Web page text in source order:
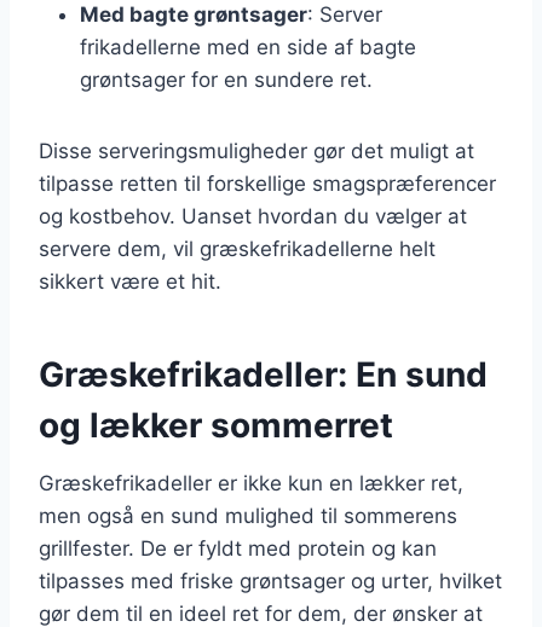
Med bagte grøntsager: Server
frikadellerne med en side af bagte
grøntsager for en sundere ret.
Disse serveringsmuligheder gør det muligt at
tilpasse retten til forskellige smagspræferencer
og kostbehov. Uanset hvordan du vælger at
servere dem, vil græskefrikadellerne helt
sikkert være et hit.
Græskefrikadeller: En sund
og lækker sommerret
Græskefrikadeller er ikke kun en lækker ret,
men også en sund mulighed til sommerens
grillfester. De er fyldt med protein og kan
tilpasses med friske grøntsager og urter, hvilket
gør dem til en ideel ret for dem, der ønsker at